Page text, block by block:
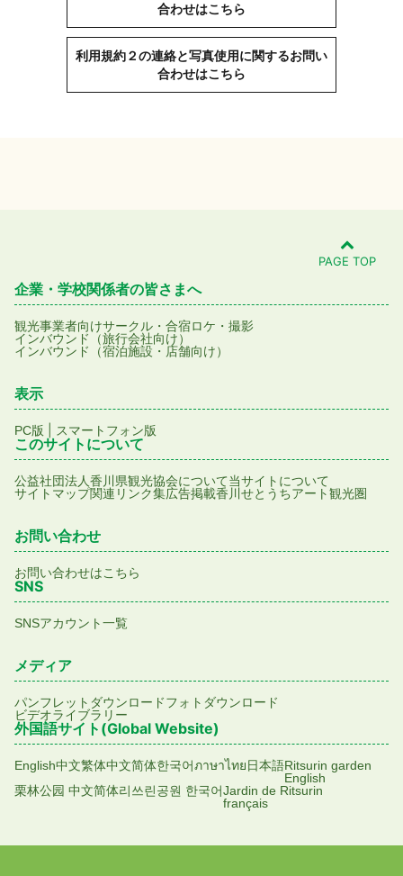
合わせはこちら
利用規約２の連絡と写真使用に関するお問い
合わせはこちら
PAGE TOP
企業・学校関係者の皆さまへ
観光事業者向けサークル・合宿ロケ・撮影
インバウンド（旅行会社向け）
インバウンド（宿泊施設・店舗向け）
表示
PC版 スマートフォン版
このサイトについて
公益社団法人香川県観光協会について当サイトについて
サイトマップ関連リンク集広告掲載香川せとうちアート観光圏
お問い合わせ
お問い合わせはこちら
SNS
SNSアカウント一覧
メディア
パンフレットダウンロードフォトダウンロード
ビデオライブラリー
外国語サイト(Global Website)
English中文繁体中文简体한국어ภาษาไทย日本語Ritsurin garden
English
栗林公园 中文简体리쓰린공원 한국어Jardin de Ritsurin
français